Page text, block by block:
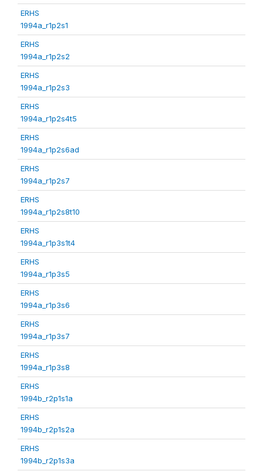
ERHS
1994a_r1p2s1
ERHS
1994a_r1p2s2
ERHS
1994a_r1p2s3
ERHS
1994a_r1p2s4t5
ERHS
1994a_r1p2s6ad
ERHS
1994a_r1p2s7
ERHS
1994a_r1p2s8t10
ERHS
1994a_r1p3s1t4
ERHS
1994a_r1p3s5
ERHS
1994a_r1p3s6
ERHS
1994a_r1p3s7
ERHS
1994a_r1p3s8
ERHS
1994b_r2p1s1a
ERHS
1994b_r2p1s2a
ERHS
1994b_r2p1s3a